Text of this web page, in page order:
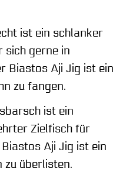
ist ein schlanker
sich gerne in
Biastos Aji Jig ist ein
zu fangen.
ist ein
Zielfisch für
Aji Jig ist ein
zu überlisten.